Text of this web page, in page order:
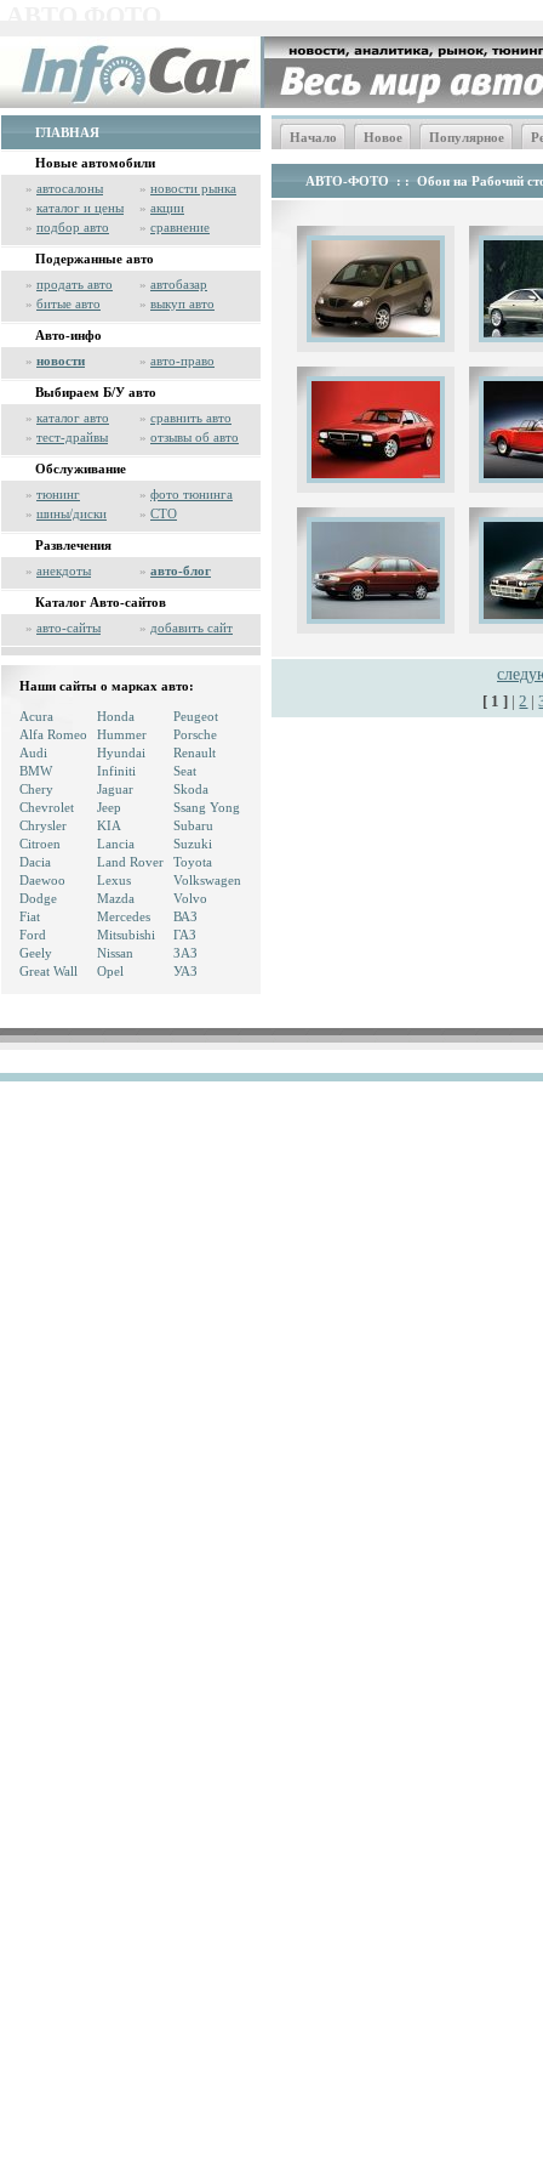
ГЛАВНАЯ
Новые автомобили
» автосалоны » новости рынка
» каталог и цены » акции
» подбор авто » сравнение
Подержанные авто
» продать авто » автобазар
» битые авто » выкуп авто
Авто-инфо
» новости » авто-право
Выбираем Б/У авто
» каталог авто » сравнить авто
» тест-драйвы » отзывы об авто
Обслуживание
» тюнинг » фото тюнинга
» шины/диски » СТО
Развлечения
» анекдоты » авто-блог
Каталог Авто-сайтов
» авто-сайты » добавить сайт
Наши сайты о марках авто:
Acura
Alfa Romeo
Audi
BMW
Chery
Chevrolet
Chrysler
Citroen
Dacia
Daewoo
Dodge
Fiat
Ford
Geely
Great Wall
Honda
Hummer
Hyundai
Infiniti
Jaguar
Jeep
KIA
Lancia
Land Rover
Lexus
Mazda
Mercedes
Mitsubishi
Nissan
Opel
Peugeot
Porsche
Renault
Seat
Skoda
Ssang Yong
Subaru
Suzuki
Toyota
Volkswagen
Volvo
ВАЗ
ГАЗ
ЗАЗ
УАЗ
Начало Новое Популярное
АВТО-ФОТО : : Обои на Рабочий
[ 1 ] |2 |